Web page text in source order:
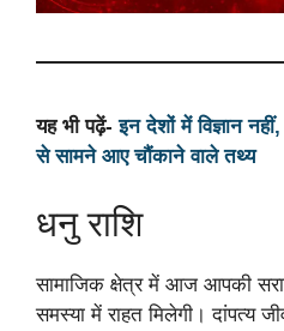
यह भी पढ़ें-इन देशों में विज्ञान
से सामने आए चौंकाने वाले तथ्य
धनु राशि
सामाजिक क्षेत्र में आज आपकी
समस्या में राहत मिलेगी। दांपत्य